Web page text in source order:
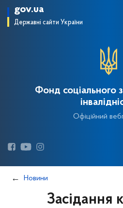
gov.ua
Державні сайти України
Фонд соціального
Офіційний
Новини
Засідання